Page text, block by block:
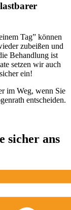
Tag” können
zubeißen und
Behandlung ist
setzen wir auch
ein!
im Weg, wenn Sie
entscheiden.
sicher ans